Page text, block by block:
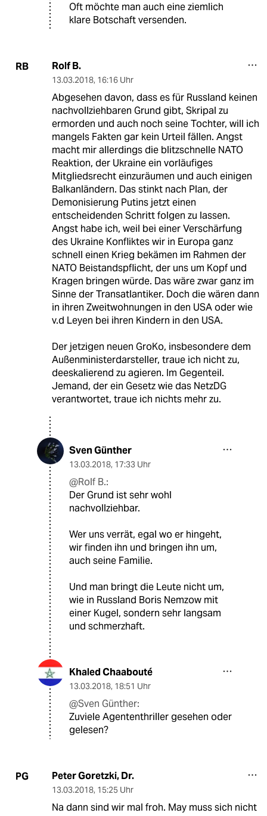
Oft möchte man auch eine ziemlich
klare Botschaft versenden.
RB Rolf B.
13.03.2018, 16:16 Uhr
Abgesehen davon, dass es für Russland keinen
nachvollziehbaren Grund gibt, Skripal zu
ermorden und auch noch seine Tochter, will ich
mangels Fakten gar kein Urteil fällen. Angst
macht mir allerdings die blitzschnelle NATO
Reaktion, der Ukraine ein vorläufiges
Mitgliedsrecht einzuräumen und auch einigen
Balkanländern. Das stinkt nach Plan, der
Demonisierung Putins jetzt einen
entscheidenden Schritt folgen zu lassen.
Angst habe ich, weil bei einer Verschärfung
des Ukraine Konfliktes wir in Europa ganz
schnell einen Krieg bekämen im Rahmen der
NATO Beistandspflicht, der uns um Kopf und
Kragen bringen würde. Das wäre zwar ganz im
Sinne der Transatlantiker. Doch die wären dann
in ihren Zweitwohnungen in den USA oder wie
v.d Leyen bei ihren Kindern in den USA.
Der jetzigen neuen GroKo, insbesondere dem
Außenministerdarsteller, traue ich nicht zu,
deeskalierend zu agieren. Im Gegenteil.
Jemand, der ein Gesetz wie das NetzDG
verantwortet, traue ich nichts mehr zu.
Sven Günther
13.03.2018, 17:33 Uhr
@Rolf B.:
Der Grund ist sehr wohl
nachvollziehbar.
Wer uns verrät, egal wo er hingeht,
wir finden ihn und bringen ihn um,
auch seine Familie.
Und man bringt die Leute nicht um,
wie in Russland Boris Nemzow mit
einer Kugel, sondern sehr langsam
und schmerzhaft.
Khaled Chaabouté
13.03.2018, 18:51 Uhr
@Sven Günther:
Zuviele Agententhriller gesehen oder
gelesen?
PG Peter Goretzki, Dr.
13.03.2018, 15:25 Uhr
Na dann sind wir mal froh. May muss sich nicht